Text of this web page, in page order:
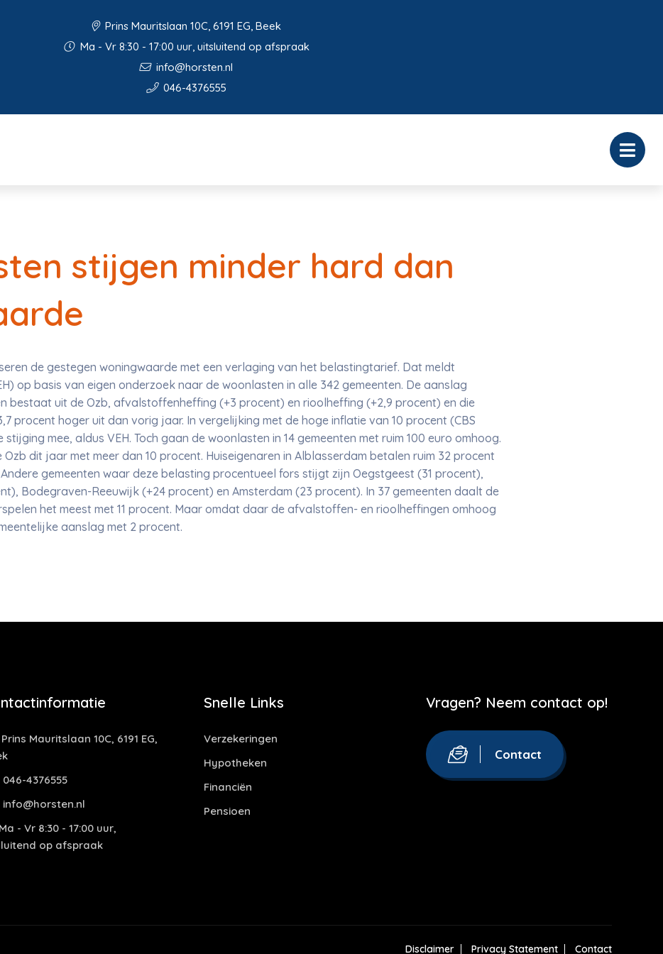
Prins Mauritslaan 10C, 6191 EG, Beek
Ma - Vr 8:30 - 17:00 uur, uitsluitend op afspraak
info@horsten.nl
046-4376555
stijgen minder hard dan
de gestegen woningwaarde met een verlaging van het belastingtarief. Dat meldt
op basis van eigen onderzoek naar de woonlasten in alle 342 gemeenten. De aanslag
bestaat uit de Ozb, afvalstoffenheffing (+3 procent) en rioolheffing (+2,9 procent) en die
procent hoger uit dan vorig jaar. In vergelijking met de hoge inflatie van 10 procent (CBS
mee, aldus VEH. Toch gaan de woonlasten in 14 gemeenten met ruim 100 euro omhoog.
dit jaar met meer dan 10 procent. Huiseigenaren in Alblasserdam betalen ruim 32 procent
gemeenten waar deze belasting procentueel fors stijgt zijn Oegstgeest (31 procent),
Bodegraven-Reeuwijk (+24 procent) en Amsterdam (23 procent). In 37 gemeenten daalt de
het meest met 11 procent. Maar omdat daar de afvalstoffen- en rioolheffingen omhoog
aanslag met 2 procent.
Prins Mauritslaan 10C, 6191 EG,
046-4376555
info@horsten.nl
Ma - Vr 8:30 - 17:00 uur,
op afspraak
Snelle Links
Verzekeringen
Hypotheken
Financiën
Pensioen
Vragen? Neem contact op!
Contact
Disclaimer Privacy Statement Contact